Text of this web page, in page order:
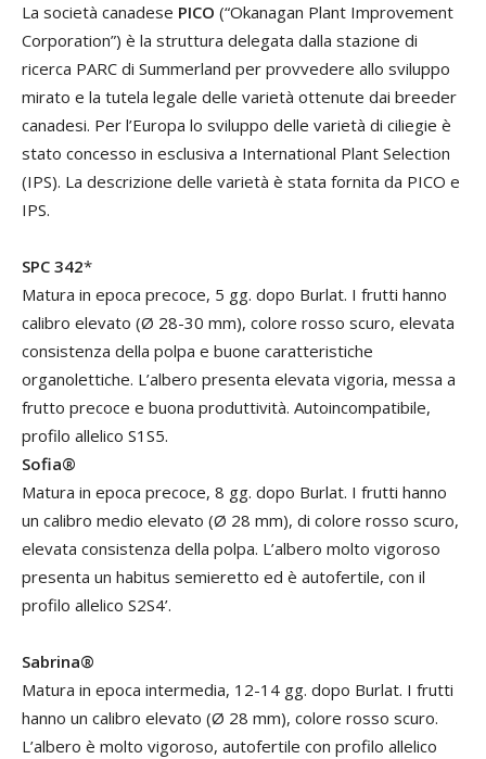
La società canadese PICO (“Okanagan Plant Improvement
Corporation”) è la struttura delegata dalla stazione di
ricerca PARC di Summerland per provvedere allo sviluppo
mirato e la tutela legale delle varietà ottenute dai breeder
canadesi. Per l’Europa lo sviluppo delle varietà di ciliegie è
stato concesso in esclusiva a International Plant Selection
(IPS). La descrizione delle varietà è stata fornita da PICO e
IPS.
SPC 342*
Matura in epoca precoce, 5 gg. dopo Burlat. I frutti hanno
calibro elevato (Ø 28-30 mm), colore rosso scuro, elevata
consistenza della polpa e buone caratteristiche
organolettiche. L’albero presenta elevata vigoria, messa a
frutto precoce e buona produttività. Autoincompatibile,
profilo allelico S1S5.
Sofia®
Matura in epoca precoce, 8 gg. dopo Burlat. I frutti hanno
un calibro medio elevato (Ø 28 mm), di colore rosso scuro,
elevata consistenza della polpa. L’albero molto vigoroso
presenta un habitus semieretto ed è autofertile, con il
profilo allelico S2S4’.
Sabrina®
Matura in epoca intermedia, 12-14 gg. dopo Burlat. I frutti
hanno un calibro elevato (Ø 28 mm), colore rosso scuro.
L’albero è molto vigoroso, autofertile con profilo allelico